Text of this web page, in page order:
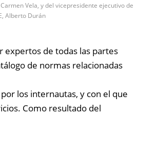
Vela, y del vicepresidente ejecutivo de
Alberto Durán
expertos de todas las partes
de normas relacionadas
los internautas, y con el que
Como resultado del